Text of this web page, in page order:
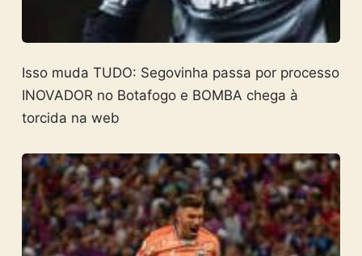
Isso muda TUDO: Segovinha passa por processo
INOVADOR no Botafogo e BOMBA chega à
torcida na web